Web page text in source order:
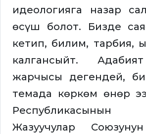
идеологияга назар
өсүш болот. Бизде
кетип, билим, тарбия,
калгансыйт.
жарчысы дегендей,
темада көркөм өнөр
Жазуучулар